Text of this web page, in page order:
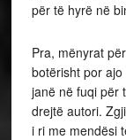
për të hyrë në
Pra, mënyrat
botërisht por
janë në fuqi për
drejtë autori.
i ri me mendësi